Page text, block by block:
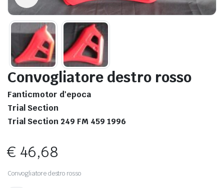
Convogliatore destro rosso
Fanticmotor d'epoca
Trial Section
Trial Section 249 FM 459 1996
€ 46,68
Convogliatore destro rosso